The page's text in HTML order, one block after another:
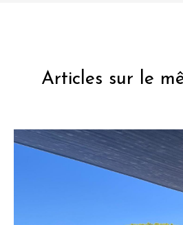
Articles sur le